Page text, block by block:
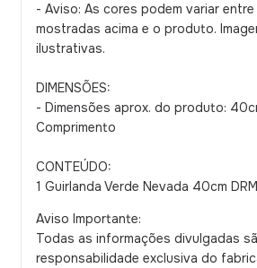
- Aviso: As cores podem variar entre
mostradas acima e o produto.
ilustrativas.
DIMENSÕES:
- Dimensões aprox. do produto:
Comprimento
CONTEÚDO:
1 Guirlanda Verde Nevada 40cm
Aviso Importante:
Todas as informações divulgadas
responsabilidade exclusiva do